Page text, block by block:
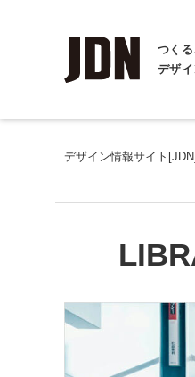
つく
デザ
デザイン情報サイト[JDN]